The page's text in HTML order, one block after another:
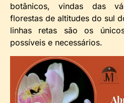
botânicos, vindas das
florestas de altitudes do sul
linhas retas são os
possíveis e necessários.